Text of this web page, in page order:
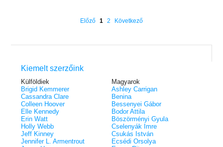
Előző 1 2 Következő
Kiemelt szerzőink
Külföldiek
Brigid Kemmerer
Cassandra Clare
Colleen Hoover
Elle Kennedy
Erin Watt
Holly Webb
Jeff Kinney
Jennifer L. Armentrout
Magyarok
Ashley Carrigan
Benina
Bessenyei Gábor
Bodor Attila
Böszörményi Gyula
Cselenyák Imre
Csukás István
Ecsédi Orsolya